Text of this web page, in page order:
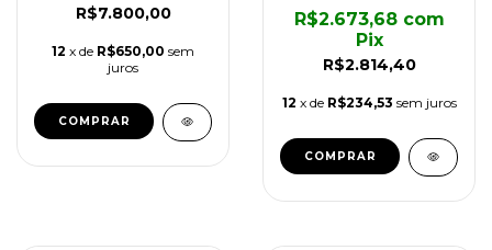
R$7.800,00
12 x de R$650,00 sem
juros
COMPRAR
R$2.814,40
R$2.673,68 com
Pix
12 x de R$234,53 sem juros